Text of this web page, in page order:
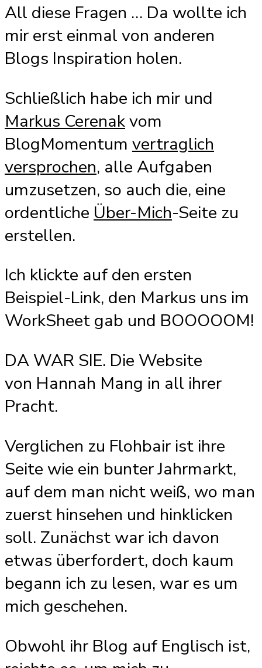
All diese Fragen … Da wollte ich
mir erst einmal von anderen
Blogs Inspiration holen.
Schließlich habe ich mir und
Markus Cerenakvom
BlogMomentum vertraglich
versprochen, alle Aufgaben
umzusetzen, so auch die, eine
ordentliche Über-Mich-Seite zu
erstellen.
Ich klickte auf den ersten
Beispiel-Link, den Markus uns im
WorkSheet gab und BOOOOOM!
DA WAR SIE. Die Website
von Hannah Mang in all ihrer
Pracht.
Verglichen zu Flohbair ist ihre
Seite wie ein bunter Jahrmarkt,
auf dem man nicht weiß, wo man
zuerst hinsehen und hinklicken
soll. Zunächst war ich davon
etwas überfordert, doch kaum
begann ich zu lesen, war es um
mich geschehen.
Obwohl ihr Blog auf Englisch ist,